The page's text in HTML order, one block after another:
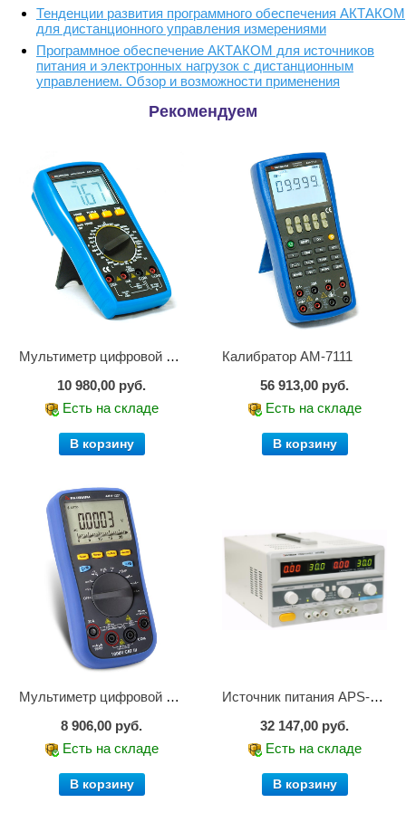
Тенденции развития программного обеспечения АКТАКОМ
для дистанционного управления измерениями
Программное обеспечение АКТАКОМ для источников
питания и электронных нагрузок с дистанционным
управлением. Обзор и возможности применения
Рекомендуем
Мультиметр цифровой АМ-1083
10 980,00 руб.
Есть на складе
В корзину
Калибратор АМ-7111
56 913,00 руб.
Есть на складе
В корзину
Мультиметр цифровой АММ-1221
8 906,00 руб.
Есть на складе
В корзину
Источник питания APS-2236
32 147,00 руб.
Есть на складе
В корзину